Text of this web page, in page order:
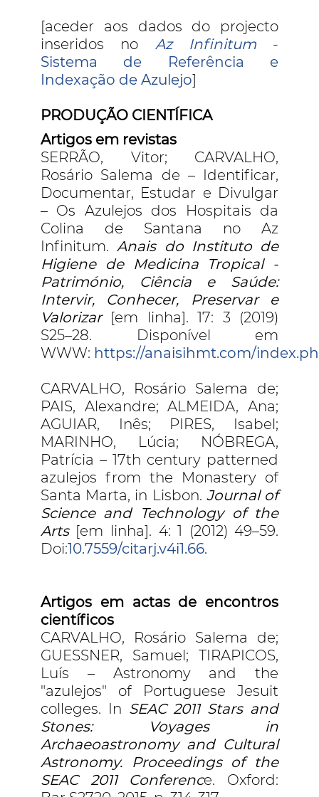
[aceder aos dados do projecto
inseridos no Az Infinitum-
Sistema de Referência e
Indexação de Azulejo]
PRODUÇÃO CIENTÍFICA
Artigos em revistas
SERRÃO, Vitor; CARVALHO,
Rosário Salema de – Identificar,
Documentar, Estudar e Divulgar
– Os Azulejos dos Hospitais da
Colina de Santana no Az
Infinitum.Anais do Instituto de
Higiene de Medicina Tropical -
Património, Ciência e Saúde:
Intervir, Conhecer, Preservar e
Valorizar [em linha]. 17: 3 (2019)
S25–28. Disponível em
WWW: https://anaisihmt.com/
CARVALHO, Rosário Salema de;
PAIS, Alexandre; ALMEIDA, Ana;
AGUIAR, Inês; PIRES, Isabel;
MARINHO, Lúcia; NÓBREGA,
Patrícia – 17th century patterned
azulejos from the Monastery of
Santa Marta, in Lisbon. Journal of
Science and Technology of the
Arts[em linha]. 4: 1 (2012) 49–59.
Doi:10.7559/citarj.v4i1.66.
Artigos em actas de encontros
científicos
CARVALHO, Rosário Salema de;
GUESSNER, Samuel; TIRAPICOS,
Luís – Astronomy and the
"azulejos" of Portuguese Jesuit
colleges. In SEAC 2011 Stars and
Stones: Voyages in
Archaeoastronomy and Cultural
Astronomy. Proceedings of the
SEAC 2011 Conference. Oxford: